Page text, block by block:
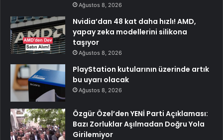
Ağustos 8, 2026
Nvidia’dan 48 kat daha hızlı! AMD,
yapay zeka modellerini silikona
taşıyor
Ağustos 8, 2026
PlayStation kutularının üzerinde artık
bu uyarı olacak
Ağustos 8, 2026
Özgür Özel’den YENİ Parti Açıklaması:
Bazı Zorluklar Aşılmadan Doğru Yola
Girilemiyor